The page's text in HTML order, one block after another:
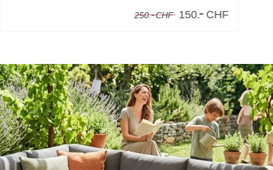
250.-CHF 150.
- CHF